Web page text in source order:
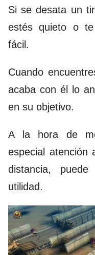
Si se desata un
estés quieto o
fácil.
Cuando
acaba con él lo
en su objetivo.
A la hora de
especial atención
distancia,
utilidad.